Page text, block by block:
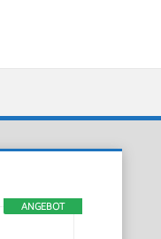
ANGEBOT